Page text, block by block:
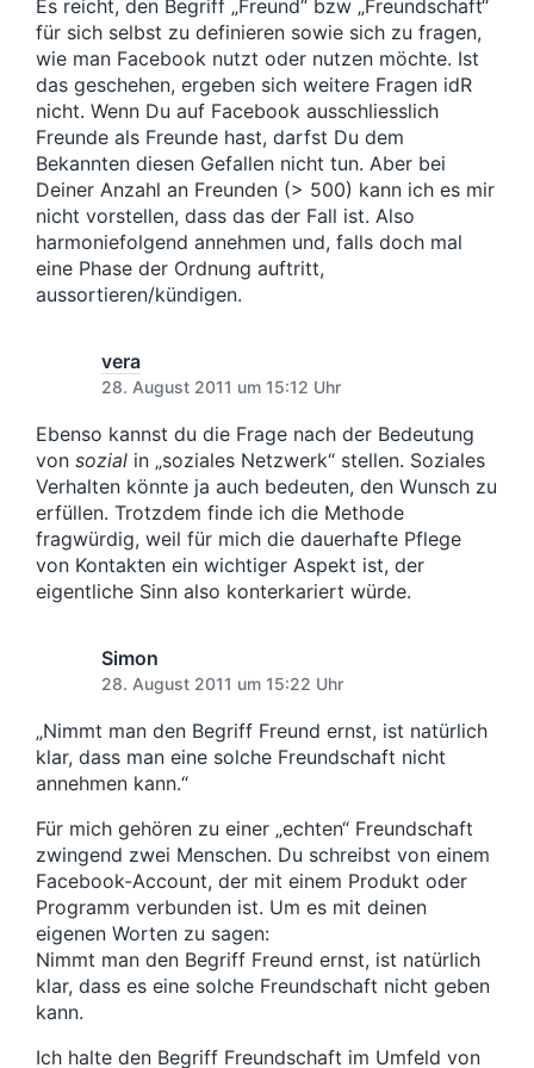
m t
r
a
g
:
t
r
a
g
:
Es reicht, den Begriff „Freund“ bzw „Freundschaft“
für sich selbst zu definieren sowie sich zu fragen,
wie man Facebook nutzt oder nutzen möchte. Ist
das geschehen, ergeben sich weitere Fragen idR
nicht. Wenn Du auf Facebook ausschliesslich
Freunde als Freunde hast, darfst Du dem
Bekannten diesen Gefallen nicht tun. Aber bei
Deiner Anzahl an Freunden (> 500) kann ich es mir
nicht vorstellen, dass das der Fall ist. Also
harmoniefolgend annehmen und, falls doch mal
eine Phase der Ordnung auftritt,
aussortieren/kündigen.
vera
28. August 2011 um 15:12 Uhr
Ebenso kannst du die Frage nach der Bedeutung
von sozial in „soziales Netzwerk“ stellen. Soziales
Verhalten könnte ja auch bedeuten, den Wunsch zu
erfüllen. Trotzdem finde ich die Methode
fragwürdig, weil für mich die dauerhafte Pflege
von Kontakten ein wichtiger Aspekt ist, der
eigentliche Sinn also konterkariert würde.
Simon
28. August 2011 um 15:22 Uhr
„Nimmt man den Begriff Freund ernst, ist natürlich
klar, dass man eine solche Freundschaft nicht
annehmen kann.“
Für mich gehören zu einer „echten“ Freundschaft
zwingend zwei Menschen. Du schreibst von einem
Facebook-Account, der mit einem Produkt oder
Programm verbunden ist. Um es mit deinen
eigenen Worten zu sagen:
Nimmt man den Begriff Freund ernst, ist natürlich
klar, dass es eine solche Freundschaft nicht geben
kann.
Ich halte den Begriff Freundschaft im Umfeld von